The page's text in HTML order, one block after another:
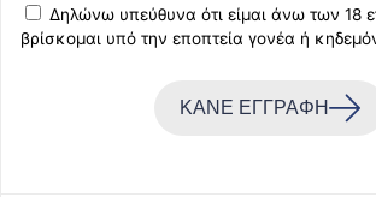
Δηλώνω υπεύθυνα ότι είμαι άνω των 18
βρίσκομαι υπό την εποπτεία γονέα ή
ΚΑΝΕ ΕΓΓΡΑΦΗ